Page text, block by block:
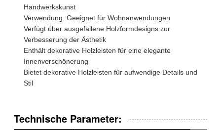
Handwerkskunst
Verwendung: Geeignet für Wohnanwendungen
Verfügt über ausgefallene Holzformdesigns zur
Verbesserung der Ästhetik
Enthält dekorative Holzleisten für eine elegante
Innenverschönerung
Bietet dekorative Holzleisten für aufwendige Details und
Stil
Technische Parameter: